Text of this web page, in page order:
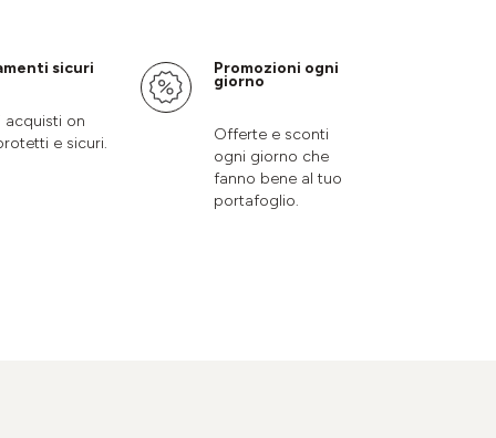
sicuri
acquisti on
e sicuri.
Promozioni ogni
giorno
Offerte e sconti
ogni giorno che
fanno bene al tuo
portafoglio.